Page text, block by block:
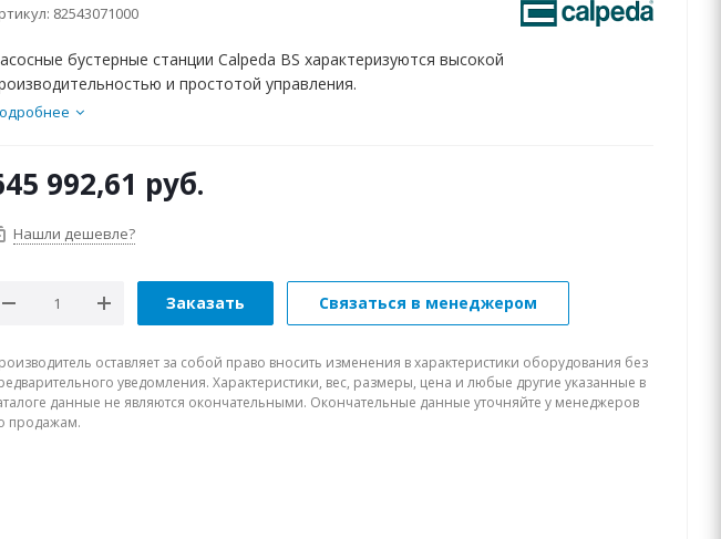
82543071000
бустерные станции Calpeda BS характеризуются высокой
и простотой управления.
992,61 руб.
Нашли дешевле?
Заказать Связаться в менеджером
оставляет за собой право вносить изменения в характеристики оборудования без
уведомления. Характеристики, вес, размеры, цена и любые другие указанные в
данные не являются окончательными. Окончательные данные уточняйте у менеджеров
продажам.